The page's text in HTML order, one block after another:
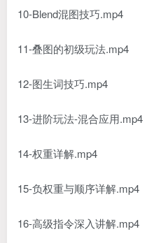
10-Blend混图技巧.mp4
11-叠图的初级玩法.mp4
12-图生词技巧.mp4
13-进阶玩法-混合应用.mp4
14-权重详解.mp4
15-负权重与顺序详解.mp4
16-高级指令深入讲解.mp4